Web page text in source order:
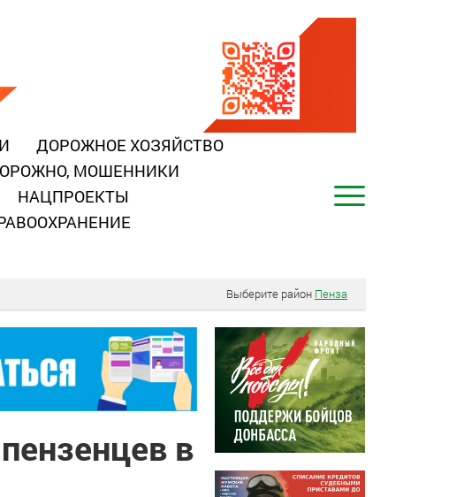
ДОРОЖНОЕ ХОЗЯЙСТВО
МОШЕННИКИ
НАЦПРОЕКТЫ
Выберите район Пенза
в